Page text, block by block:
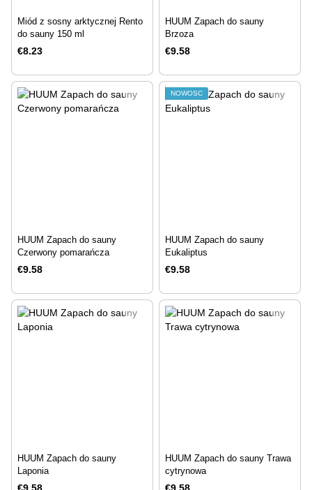
Miód z sosny arktycznej Rento
do sauny 150 ml
€8.23
HUUM Zapach do sauny
Brzoza
€9.58
HUUM Zapach do sauny
Czerwony pomarańcza
€9.58
NOWOŚĆ
HUUM Zapach do sauny
Eukaliptus
€9.58
HUUM Zapach do sauny
Laponia
HUUM Zapach do sauny Trawa
cytrynowa